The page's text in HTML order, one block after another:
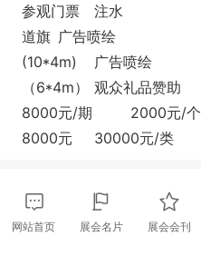
参观门票
注水
道旗 广告喷绘
(10*4m)
广告喷绘
（6*4m）
观众礼品赞助
8000元/期
2000元/个
8000元
30000元/类
网站首页 展会名片 展会会刊